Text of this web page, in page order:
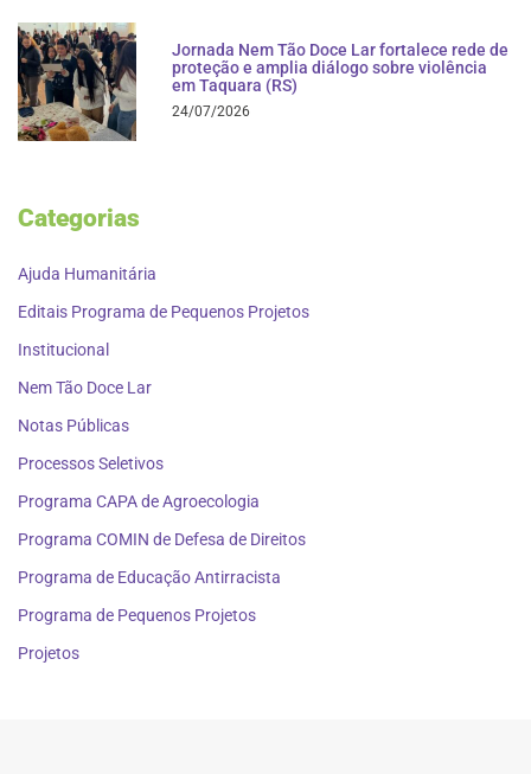
Jornada Nem Tão Doce Lar fortalece rede de
proteção e amplia diálogo sobre violência
em Taquara (RS)
24/07/2026
Categorias
Ajuda Humanitária
Editais Programa de Pequenos Projetos
Institucional
Nem Tão Doce Lar
Notas Públicas
Processos Seletivos
Programa CAPA de Agroecologia
Programa COMIN de Defesa de Direitos
Programa de Educação Antirracista
Programa de Pequenos Projetos
Projetos